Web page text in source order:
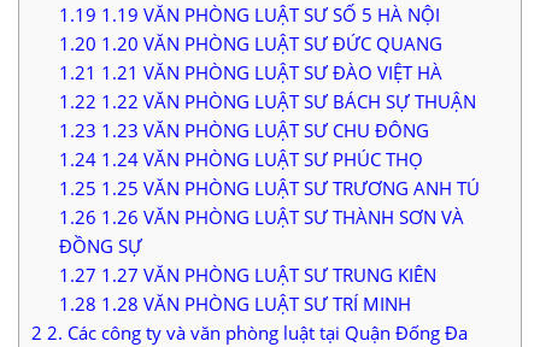
1.19 1.19 VĂN PHÒNG LUẬT SƯ SỐ 5 HÀ NỘI
1.20 1.20 VĂN PHÒNG LUẬT SƯ ĐỨC QUANG
1.21 1.21 VĂN PHÒNG LUẬT SƯ ĐÀO VIỆT HÀ
1.22 1.22 VĂN PHÒNG LUẬT SƯ BÁCH SỰ THUẬN
1.23 1.23 VĂN PHÒNG LUẬT SƯ CHU ĐÔNG
1.241.24 VĂN PHÒNG LUẬT SƯ PHÚC THỌ
1.25 1.25 VĂN PHÒNG LUẬT SƯ TRƯƠNG ANH TÚ
1.26 1.26 VĂN PHÒNG LUẬT SƯ THÀNH SƠN VÀ
ĐỒNG SỰ
1.27 1.27 VĂN PHÒNG LUẬT SƯ TRUNG KIÊN
1.28 1.28 VĂN PHÒNG LUẬT SƯ TRÍ MINH
2 2. Các công ty và văn phòng luật tại Quận Đống Đa